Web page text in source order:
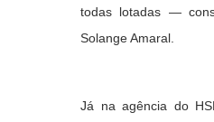
todas lotadas —
Solange Amaral.
Já na agência do